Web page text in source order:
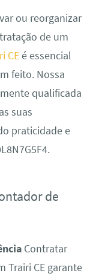
ou reorganizar
de um
CEé essencial
feito. Nossa
qualificada
suas
praticidade e
de
Contratar
Trairi CE garante